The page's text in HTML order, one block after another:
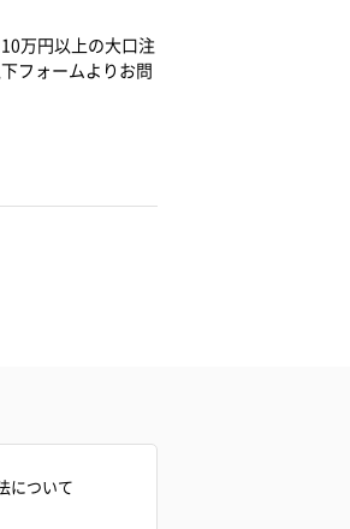
万円以上の大口注
フォームよりお問
について